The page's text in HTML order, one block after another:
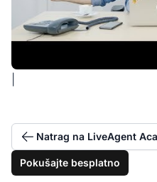
Natrag na LiveAgent
Pokušajte besplatno